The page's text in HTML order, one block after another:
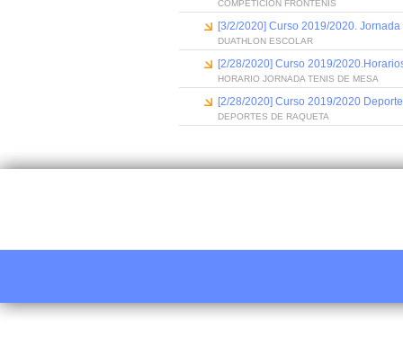
COMPETICIÓN FRONTENIS
[3/2/2020] Curso 2019/2020.
DUATHLON ESCOLAR
[2/28/2020] Curso 2019/
HORARIO JORNADA TENIS DE MESA
[2/28/2020] Curso 2019/2020
DEPORTES DE RAQUETA